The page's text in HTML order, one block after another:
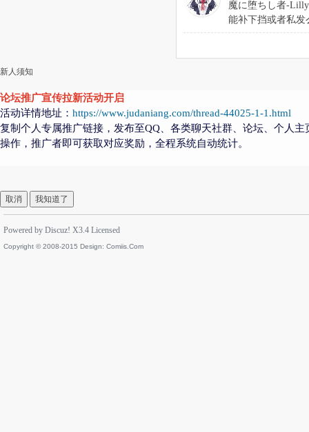
魔に堕ちし者-
能补下挡或者私发
新人须知
论坛推广宣传拉新活动开启
活动详情地址： https://www.judaniang.com/thread-44025-1-1.html
复制个人专属推广链接，发布至QQ、各类聊天社群、论坛、个人
操作，推广者即可获取对应奖励，全程系统自动统计。
取消 我知道了
Powered by Discuz! X3.4 Licensed
Copyright © 2008-2015 Design: Comiis.Com